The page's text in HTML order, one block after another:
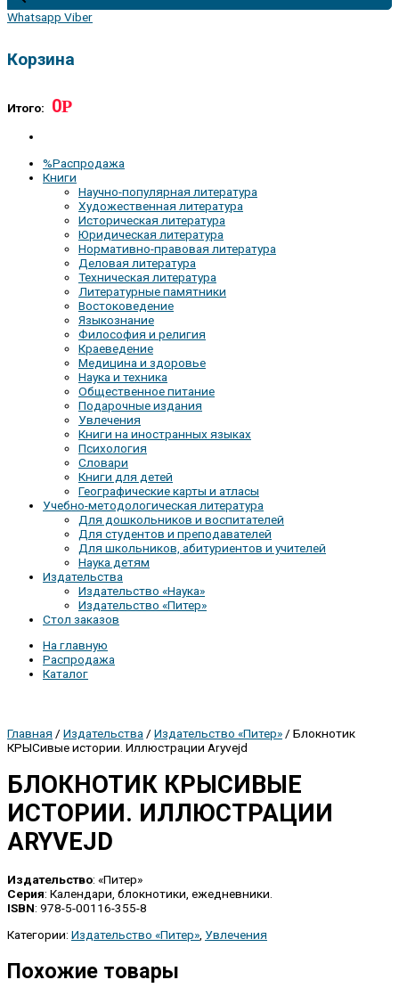
Whatsapp Viber
Корзина
Итого: 0Р
%Распродажа
Книги
Научно-популярная литература
Художественная литература
Историческая литература
Юридическая литература
Нормативно-правовая литература
Деловая литература
Техническая литература
Литературные памятники
Востоковедение
Языкознание
Философия и религия
Краеведение
Медицина и здоровье
Наука и техника
Общественное питание
Подарочные издания
Увлечения
Книги на иностранных языках
Психология
Словари
Книги для детей
Географические карты и атласы
Учебно-методологическая литература
Для дошкольников и воспитателей
Для студентов и преподавателей
Для школьников, абитуриентов и учителей
Наука детям
Издательства
Издательство «Наука»
Издательство «Питер»
Стол заказов
На главную
Распродажа
Каталог
Главная / Издательства / Издательство «Питер» / Блокнотик
КРЫСивые истории. Иллюстрации Aryvejd
БЛОКНОТИК КРЫСИВЫЕ
ИСТОРИИ. ИЛЛЮСТРАЦИИ
ARYVEJD
Издательство: «Питер»
Серия: Календари, блокнотики, ежедневники.
ISBN: 978-5-00116-355-8
Категории: Издательство «Питер» Увлечения
Похожие товары